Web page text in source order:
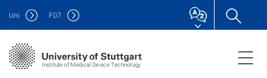
Institute of Medical Device Technology
Uni F07